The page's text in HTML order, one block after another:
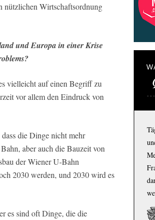
nützlichen Wirtschaftsordnung
und Europa in einer Krise
vielleicht auf einen Begriff zu
vor allem den Eindruck von
die Dinge nicht mehr
aber auch die Bauzeit von
der Wiener U-Bahn
2030 werden, und 2030 wird es
es sind oft Dinge, die die